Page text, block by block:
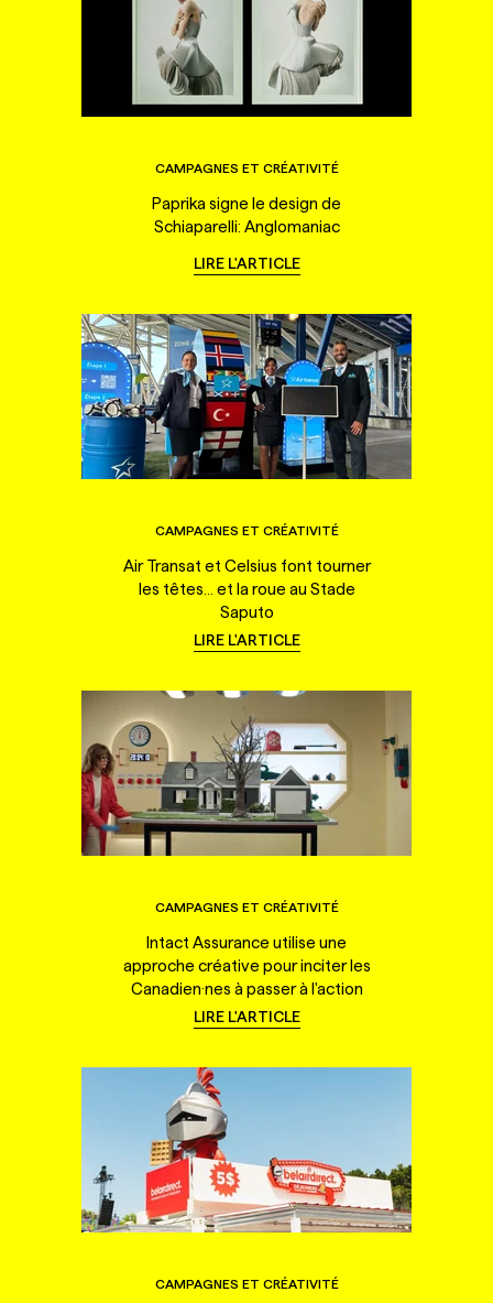
CAMPAGNES ET CRÉATIVITÉ
Paprika signe le design de
Schiaparelli: Anglomaniac
LIRE L'ARTICLE
CAMPAGNES ET CRÉATIVITÉ
Air Transat et Celsius font tourner
les têtes... et la roue au Stade
Saputo
LIRE L'ARTICLE
CAMPAGNES ET CRÉATIVITÉ
Intact Assurance utilise une
approche créative pour inciter les
Canadien·nes à passer à l'action
LIRE L'ARTICLE
CAMPAGNES ET CRÉATIVITÉ